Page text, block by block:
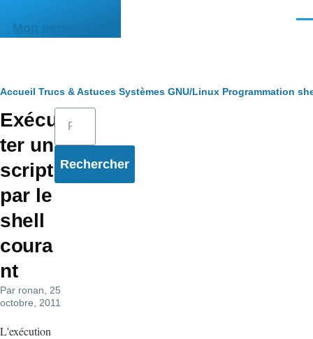
Mon pense-bête
Fil
d'Ariane
Accueil Trucs & Astuces Systèmes GNU/Linux Programmation
Exécu
ter un
script
par le
shell
coura
nt
Par ronan , 25
octobre, 2011
L'exécution
Rechercher